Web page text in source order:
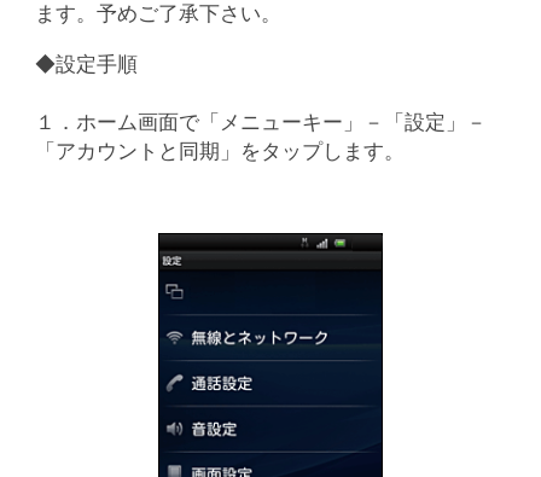
ます。予めご了承下さい。
◆設定手順
１．ホーム画面で「メニューキー」－「設定」－
「アカウントと同期」をタップします。